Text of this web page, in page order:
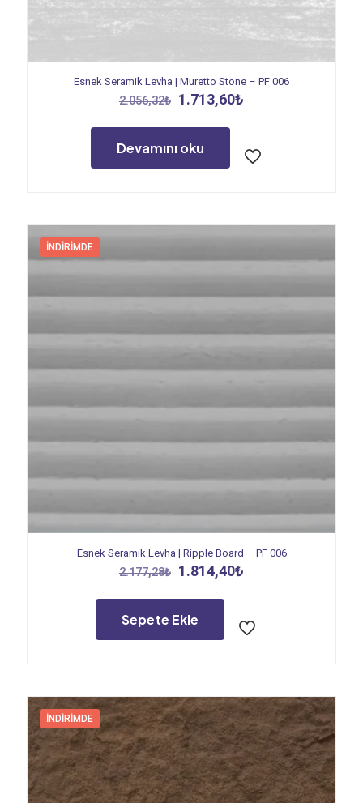
Esnek Seramik Levha | Muretto Stone – PF 006
2.056,32₺ Orijinal
2.056,32₺.
1.713,60₺
Devamını oku
İNDIRIMDE
Esnek Seramik Levha | Ripple Board – PF 006
2.177,28₺ Orijinal
2.177,28₺.
1.814,40₺
Sepete Ekle
İNDIRIMDE